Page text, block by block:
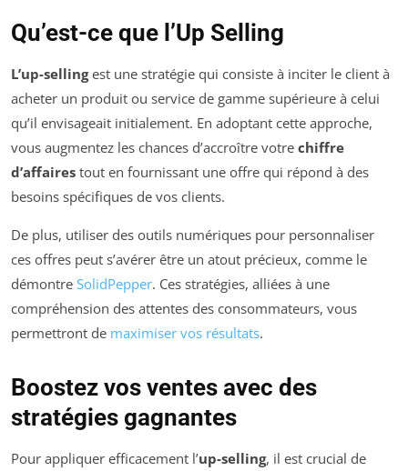
Qu’est-ce que l’Up Selling
L’up-sellingest une stratégie qui consiste à inciter le client à
acheter un produit ou service de gamme supérieure à celui
qu’il envisageait initialement. En adoptant cette approche,
vous augmentez les chances d’accroître votre chiffre
d’affaires tout en fournissant une offre qui répond à des
besoins spécifiques de vos clients.
De plus, utiliser des outils numériques pour personnaliser
ces offres peut s’avérer être un atout précieux, comme le
démontre SolidPepper. Ces stratégies, alliées à une
compréhension des attentes des consommateurs, vous
permettront de maximiser vos résultats.
Boostez vos ventes avec des
stratégies gagnantes
Pour appliquer efficacement l’up-selling, il est crucial de